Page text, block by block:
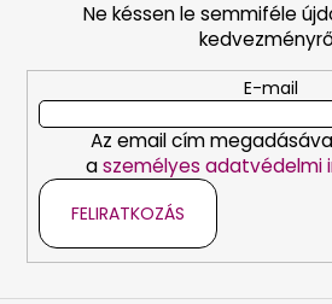
Ne késsen le semmiféle
E-mail
Az email cím
aszemélyes adatvédelmi
FELIRATKOZÁS